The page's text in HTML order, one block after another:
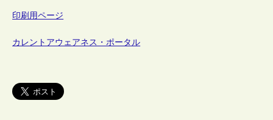
印刷用ページ
カレントアウェアネス・ポータル